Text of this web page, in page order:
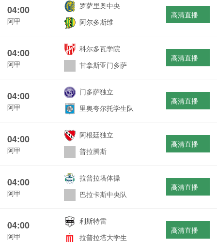
04:00
阿甲
罗萨里奥中央
阿尔多斯维
高清直播
04:00
阿甲
科尔多瓦学院
甘拿斯亚门多萨
高清直播
04:00
阿甲
门多萨独立
里奥夸尔托学生队
高清直播
04:00
阿甲
阿根廷独立
普拉腾斯
高清直播
04:00
阿甲
拉普拉塔体操
巴拉卡斯中央队
高清直播
04:00
阿甲
利斯特雷
拉普拉塔大学生
高清直播